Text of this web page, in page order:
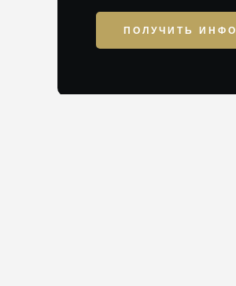
ПОЛУЧИТЬ